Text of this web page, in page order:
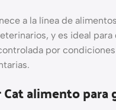
a la línea de
y es ideal para
por
Cat alimento para